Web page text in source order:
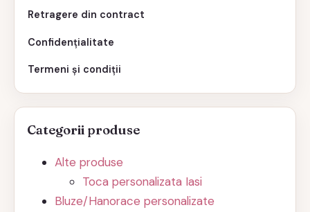
Retragere din contract
Confidențialitate
Termeni și condiții
Categorii produse
Alte produse
Toca personalizata Iasi
Bluze/Hanorace personalizate